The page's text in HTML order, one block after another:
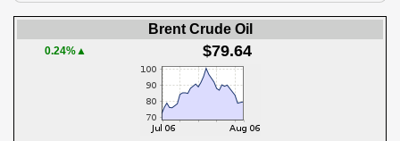
Brent Crude Oil
$79.64
▲0.24%